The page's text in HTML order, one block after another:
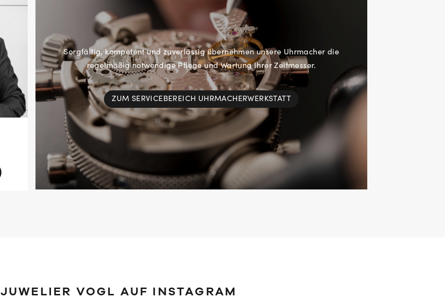
Sorgfältig, kompetent und zuverlässig übernehmen unsere Uhrmacher die
regelmäßig notwendige Pflege und Wartung Ihrer Zeitmesser.
ZUM SERVICEBEREICH UHRMACHERWERKSTATT
JUWELIER VOGL AUF INSTAGRAM